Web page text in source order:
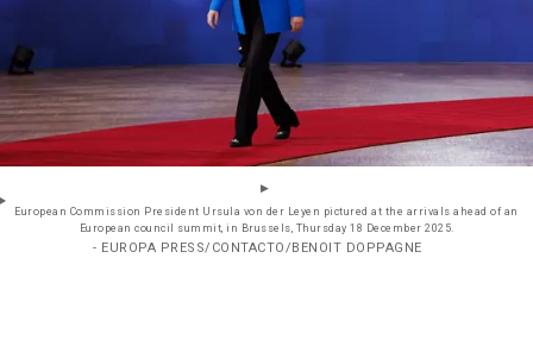
European Commission President Ursula von der Leyen pictured at the arrivals ahead of an
European council summit, in Brussels, Thursday 18 December 2025.
- EUROPA PRESS/CONTACTO/BENOIT DOPPAGNE